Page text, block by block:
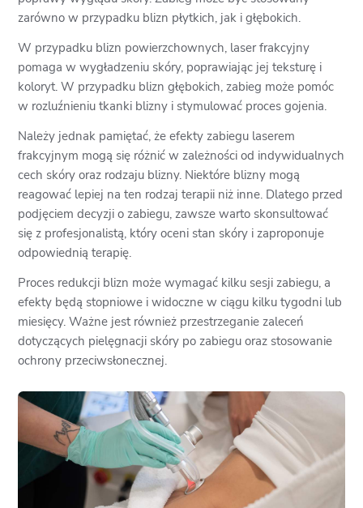
zarówno w przypadku blizn płytkich, jak i głębokich.
W przypadku blizn powierzchownych, laser frakcyjny
pomaga w wygładzeniu skóry, poprawiając jej teksturę i
koloryt. W przypadku blizn głębokich, zabieg może pomóc
w rozluźnieniu tkanki blizny i stymulować proces gojenia.
Należy jednak pamiętać, że efekty zabiegu laserem
frakcyjnym mogą się różnić w zależności od indywidualnych
cech skóry oraz rodzaju blizny. Niektóre blizny mogą
reagować lepiej na ten rodzaj terapii niż inne. Dlatego przed
podjęciem decyzji o zabiegu, zawsze warto skonsultować
się z profesjonalistą, który oceni stan skóry i zaproponuje
odpowiednią terapię.
Proces redukcji blizn może wymagać kilku sesji zabiegu, a
efekty będą stopniowe i widoczne w ciągu kilku tygodni lub
miesięcy. Ważne jest również przestrzeganie zaleceń
dotyczących pielęgnacji skóry po zabiegu oraz stosowanie
ochrony przeciwsłonecznej.